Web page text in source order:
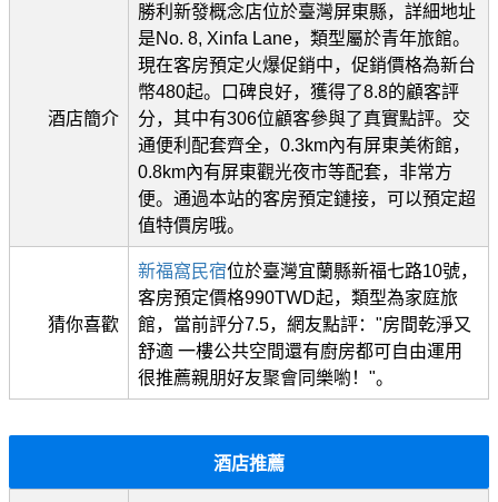
酒店簡介
勝利新發概念店位於臺灣屏東縣，詳細地址
是No. 8, Xinfa Lane，類型屬於青年旅館。
現在客房預定火爆促銷中，促銷價格為新台
幣480起。口碑良好，獲得了8.8的顧客評
分，其中有306位顧客參與了真實點評。交
通便利配套齊全，0.3km內有屏東美術館，
0.8km內有屏東觀光夜市等配套，非常方
便。通過本站的客房預定鏈接，可以預定超
值特價房哦。
猜你喜歡
新福窩民宿位於臺灣宜蘭縣新福七路10號，
客房預定價格990TWD起，類型為家庭旅
館，當前評分7.5，網友點評："房間乾淨又
舒適 一樓公共空間還有廚房都可自由運用
很推薦親朋好友聚會同樂喲！"。
酒店推薦